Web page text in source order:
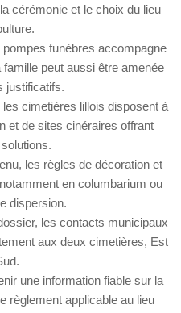
cérémonie et le choix du lieu
pompes funèbres accompagne
peut aussi être amenée
justificatifs.
cimetières lillois disposent à
et de sites cinéraires offrant
les règles de décoration et
en columbarium ou
dispersion.
les contacts municipaux
aux deux cimetières, Est
une information fiable sur la
règlement applicable au lieu